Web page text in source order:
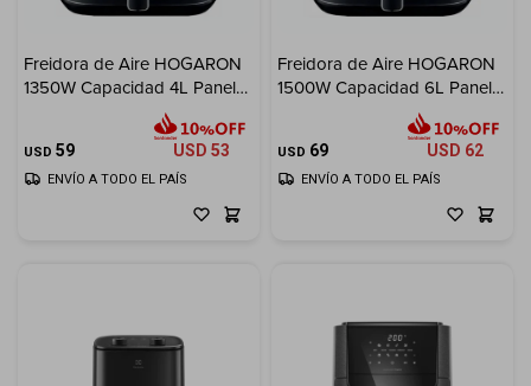
Freidora de Aire HOGARON
1350W Capacidad 4L Panel
USD 59 USD 53
ENVÍO A TODO EL PAÍS
Freidora de Aire HOGARON
1500W Capacidad 6L Panel
USD 69 USD 62
ENVÍO A TODO EL PAÍS